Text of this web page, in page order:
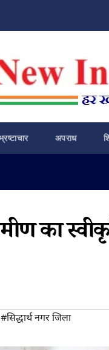
अपराध
का
#सिद्धार्थ नगर जिला